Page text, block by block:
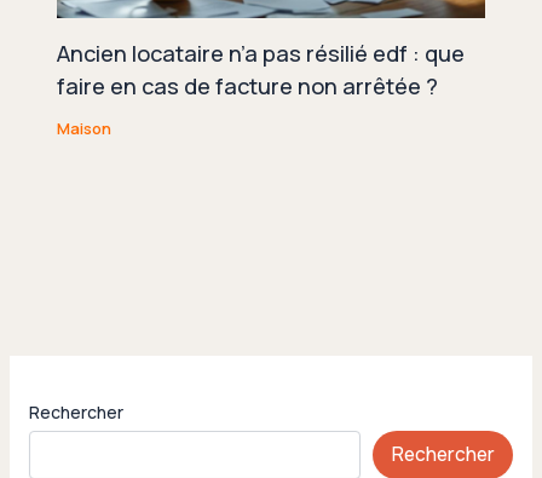
Ancien locataire n’a pas résilié edf : que
faire en cas de facture non arrêtée ?
Maison
Rechercher
Rechercher